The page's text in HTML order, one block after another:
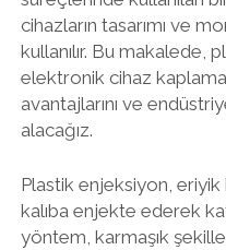
cihazların tasarımı ve
kullanılır. Bu makalede,
elektronik cihaz
avantajlarını ve
alacağız.
Plastik enjeksiyon,
kalıba enjekte ederek
yöntem, karmaşık